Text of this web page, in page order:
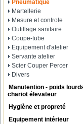
Pneumatique
Martellerie
Mesure et controle
Outillage sanitaire
Coupe-tube
Equipement d'atelier
Servante atelier
Scier Couper Percer
Divers
Manutention - poids
chariot élevateur
Hygiène et propreté
Equipement intérieur